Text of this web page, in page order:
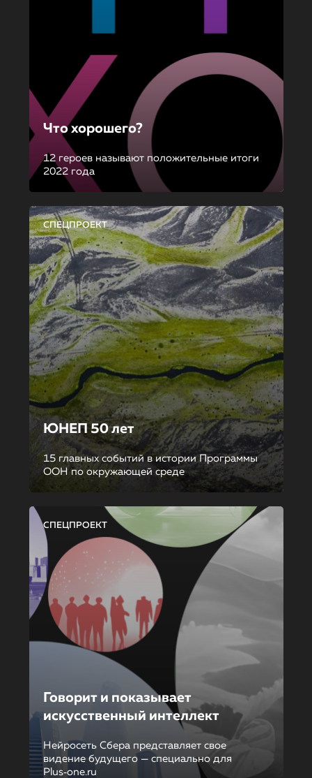
Что хорошего?
12 героев называют положительные итоги
2022 года
СПЕЦПРОЕКТ
ЮНЕП 50 лет
15 главных событий в истории Программы
ООН по окружающей среде
СПЕЦПРОЕКТ
Говорит и показывает
искусственный интеллект
Нейросеть Сбера представляет свое
видение будущего — специально для
Plus‑one.ru